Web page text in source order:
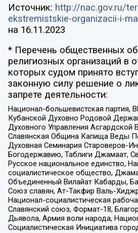
Источник: http://nac.gov.ru/
ekstremistskie-organizacii-i-
на 16.11.2023
* Перечень общественных
религиозных организаций в
которых судом принято
законную силу решение о
запрете деятельности:
Национал-большевистская партия,
Кубанской Духовно Родовой
Духовного Управления Асгардской
Славянская Община Капища Веды
Духовная Семинария Староверов-
Богодержавию, Таблиги Джамаат,
Русское национальное единство,
социалистическое общество,
Объединенный Вилайат Кабарды,
Союз славян, Ат-Такфир Валь-
Национал-социалистическая
Славянский союз, Формат-18,
Дьявола, Армия воли народа,
Социалистическая Инициатива